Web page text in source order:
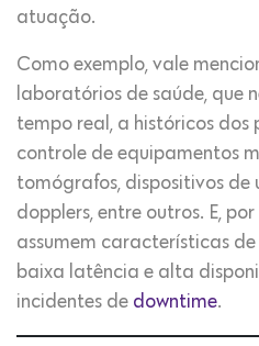
atuação.
Como exemplo, vale
laboratórios de saúde, que
tempo real, a históricos dos
controle de equipamentos
tomógrafos, dispositivos de
dopplers, entre outros. E,
assumem características
baixa latência e alta
incidentes de downtime.